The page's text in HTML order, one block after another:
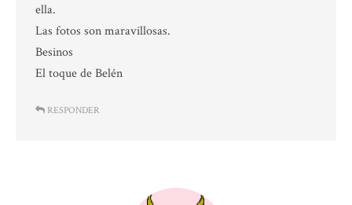
ella.
Las fotos son maravillosas.
Besinos
El toque de Belén
RESPONDER